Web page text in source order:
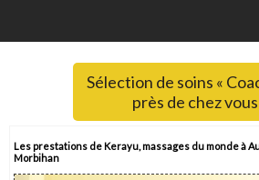
Sélection de soins «
près de chez vous
Les prestations de Kerayu, massages du monde à
Morbihan